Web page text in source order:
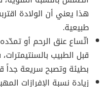
هذا يعني أن الولادة
طبيعية.
اتّساع عنق الرحم أو
قبل الطبيب
بطيئة وتصبح سريعة جداً
زيادة نسبة الإفرازات